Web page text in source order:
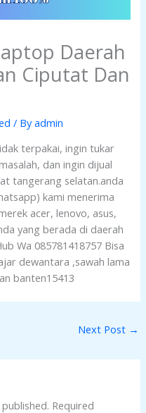
Daerah
Ciputat Dan
/ Byadmin
terpakai, ingin tukar
dan ingin dijual
tangerang selatan.anda
kami menerima
acer, lenovo, asus,
yang berada di daerah
Wa 085781418757 Bisa
dewantara ,sawah lama
banten15413
Next Post →
Required